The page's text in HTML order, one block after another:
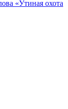
«Утиная охота